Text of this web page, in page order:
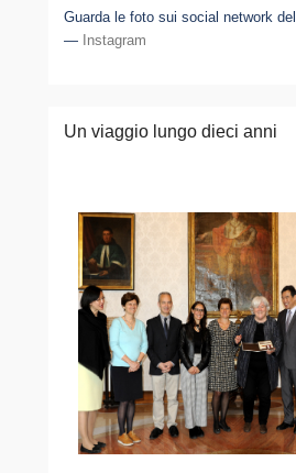
Guarda le foto sui social network
— Instagram
Un viaggio lungo dieci anni